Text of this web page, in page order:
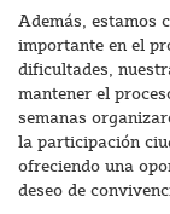
Además, estamos
importante en el
dificultades,
mantener el
semanas
la participación
ofreciendo una
deseo de